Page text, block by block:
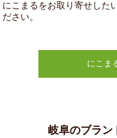
にこまるをお取り寄せした
ださい。
にこま
岐阜のブラン